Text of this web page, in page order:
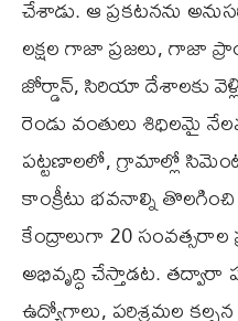
చేశాడు. ఆ ప్రకటనను
లక్షల గాజా ప్రజలు, గాజా
జోర్డాన్‌, సిరియా దేశాలకు
రెండు వంతులు శిధిలమై
పట్టణాలలో, గ్రామాల్లో
కాంక్రీటు భవనాల్ని
కేంద్రాలుగా 20
అభివృద్ధి చేస్తాడట.
ఉద్యోగాలు, పరిశ్రమల